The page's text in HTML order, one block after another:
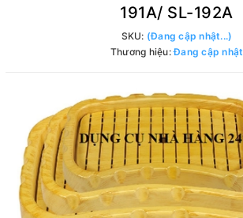
191A/ SL-192A
SKU: (Đang cập nhật...)
Thương hiệu:Đang cập nhật